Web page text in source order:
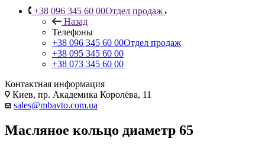
+38 096 345 60 00Отдел продаж
Назад
Телефоны
+38 096 345 60 00Отдел продаж
+38 095 345 60 00
+38 073 345 60 00
Контактная информация
Киев, пр. Академика Королёва, 11
sales@mbavto.com.ua
Масляное кольцо диаметр 65